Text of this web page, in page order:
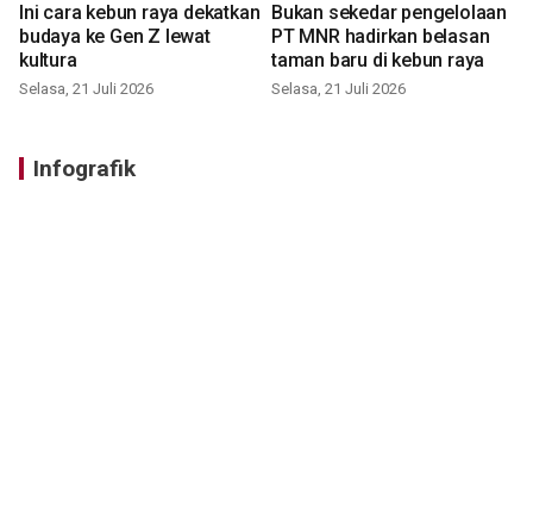
Ini cara kebun raya dekatkan
budaya ke Gen Z lewat
kultura
Selasa, 21 Juli 2026
Bukan sekedar pengelolaan
PT MNR hadirkan belasan
taman baru di kebun raya
Selasa, 21 Juli 2026
Infografik